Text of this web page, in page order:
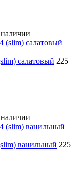
салатовый 225
ванильный 225